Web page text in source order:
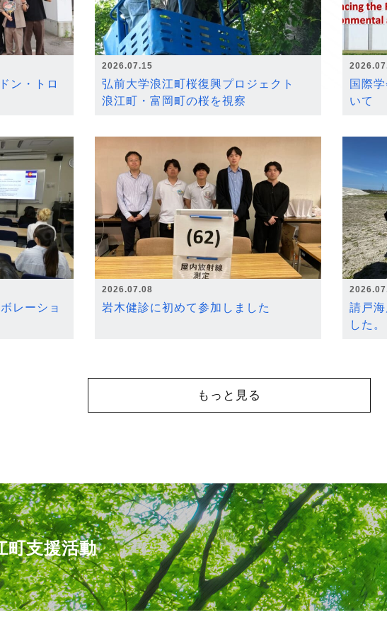
ン・トロ
2026.07.15
弘前大学浪江町桜復興プロジェクト
浪江町・富岡町の桜を視察
国際
いて
レーショ
2026.07.08
岩木健診に初めて参加しました
請戸
した。
もっと見る
町支援活動